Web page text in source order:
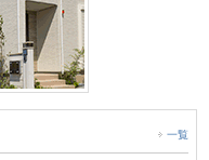
一覧